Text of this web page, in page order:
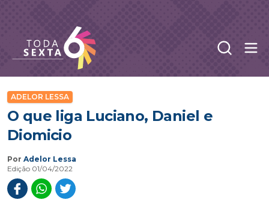
Toda Sexta - 4oito
ADELOR LESSA
O que liga Luciano, Daniel e
Diomicio
Por Adelor Lessa
Edição 01/04/2022